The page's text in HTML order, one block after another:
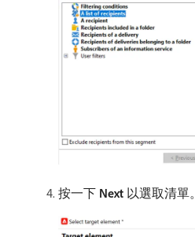
按一下​ Next ​以選取清單。